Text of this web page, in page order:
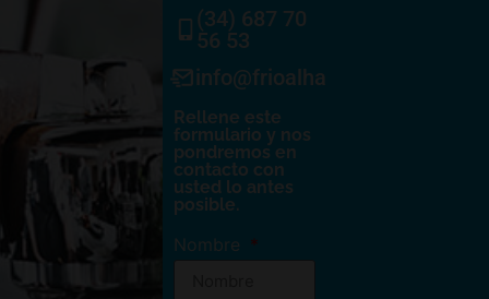
(34) 687 70
56 53
info@frioalhambra.com
Rellene este
formulario y nos
pondremos en
contacto con
usted lo antes
posible.
Nombre